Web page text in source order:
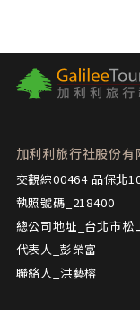
加利利旅行社股份有
交觀綜00464 品保北
執照號碼_218400
總公司地址_台北市松
代表人_彭榮富
聯絡人_洪藝榕